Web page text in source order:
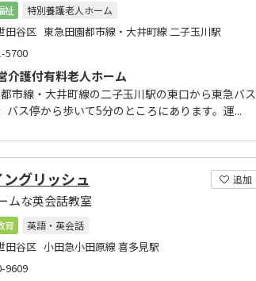
祉
特別養護老人ホーム
田谷区 東急田園都市線・大井町線 二子玉川駅
5700
介護付有料老人ホーム
市線・大井町線の二子玉川駅の東口から東急バス
バス停から歩いて5分のところにあります。運...
追加
グリッシュ
ムな英会話教室
育
英語・英会話
田谷区 小田急小田原線 喜多見駅
9609